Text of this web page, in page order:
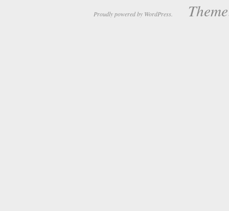
Proudly powered by WordPress.